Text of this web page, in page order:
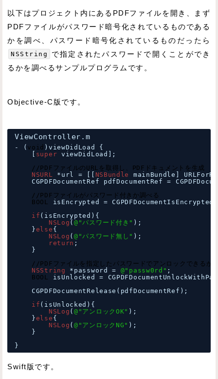
以下はプロジェクト内にあるPDFファイルを開き、まず
PDFファイルがパスワード暗号化されているものである
かを調べ、パスワード暗号化されているものだったら
NSString
で指定されたパスワードで開くことができ
るかを調べるサンプルプログラムです。
Objective-C版です。
ViewController.m
- ( void )viewDidLoad {
super viewDidLoad];
//PDFファイルのURLを取得し、PDFドキュメントを生成
NSURL
*url = [[ NSBundle
mainBundle]
CGPDFDocumentRef pdfDocumentRef =
//PDFファイルがパスワード付きか調べる
BOOL
isEncrypted =
if (isEncrypted){
NSLog (@"パスワード付き" );
}else {
NSLog (@"パスワード無し" );
return ;
}
//PDFファイルを指定したパスワードでアンロックできるか
NSString
*password = @"passw0rd" ;
BOOL
isUnlocked =
CGPDFDocumentRelease(pdfDocumentRef);
if (isUnlocked){
NSLog (@"アンロックOK" );
}else {
NSLog (@"アンロックNG" );
}
}
Swift版です。